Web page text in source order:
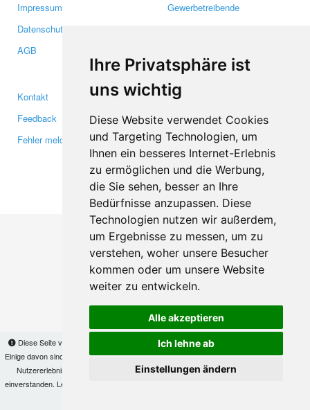
Ihre Privatsphäre ist
uns wichtig
Diese Website verwendet Cookies
und Targeting Technologien, um
Ihnen ein besseres Internet-Erlebnis
zu ermöglichen und die Werbung,
die Sie sehen, besser an Ihre
Bedürfnisse anzupassen. Diese
Technologien nutzen wir außerdem,
um Ergebnisse zu messen, um zu
verstehen, woher unsere Besucher
kommen oder um unsere Website
weiter zu entwickeln.
Alle akzeptieren
Ich lehne ab
Einstellungen ändern
Diese Seite verwendet Cookies, um Informationen auf Ihrem Computer zu speichern.
Einige davon sind notwendig, damit unsere Seite funktioniert, andere helfen uns dabei, das
Nutzererlebnis zu verbessern. Mit der Nutzung dieser Seite erklären Sie sich damit
einverstanden. Lesen Sie unsere
Impressum
Datenschutzerklärung
AGB
Gewerbetreibende
Medien
Kontakt
Feedback
Fehler melden
Facebook
Twitter
YouTube
Google+
Makis© Copyright 2026